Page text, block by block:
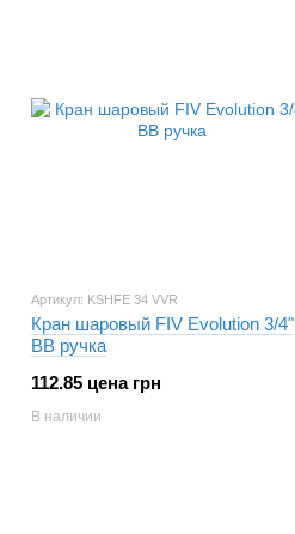
Артикул: KSHFE 34 VVR
Кран шаровый FIV Evolution 3/4"
ВВ ручка
112.85 цена грн
В наличии